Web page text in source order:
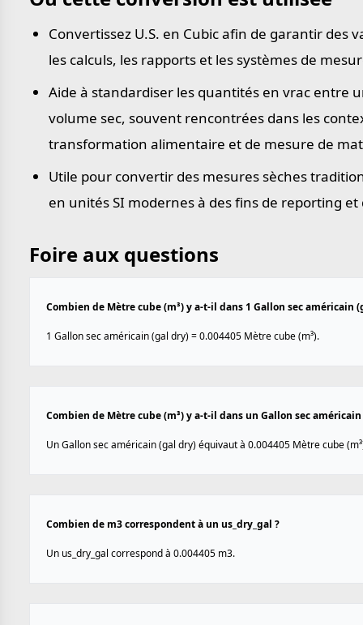
Convertissez U.S. en Cubic afin de garantir des
les calculs, les rapports et les systèmes de
Aide à standardiser les quantités en vrac entre
volume sec, souvent rencontrées dans les
transformation alimentaire et de mesure de
Utile pour convertir des mesures sèches
en unités SI modernes à des fins de reporting
Foire aux questions
Combien de Mètre cube (m³) y a-t-il dans 1 Gallon sec américain
1 Gallon sec américain (gal dry) = 0.004405 Mètre cube (m³).
Combien de Mètre cube (m³) y a-t-il dans un Gallon sec
Un Gallon sec américain (gal dry) équivaut à 0.004405 Mètre cube
Combien de m3 correspondent à un us_dry_gal ?
Un us_dry_gal correspond à 0.004405 m3.